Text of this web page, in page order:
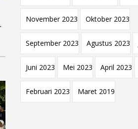
November 2023 Oktober 2023
September 2023 Agustus 2023
Juni 2023 Mei 2023 April 2023
Februari 2023 Maret 2019